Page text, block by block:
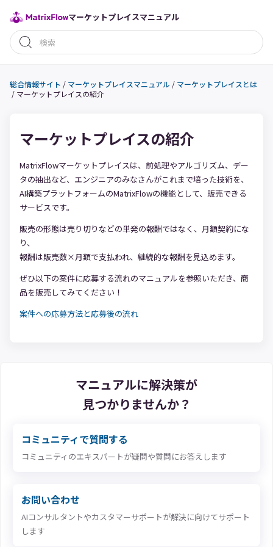
マーケットプレイスマニュアル
総合情報サイト / マーケットプレイスマニュアル / マーケットプレイスとは
/ マーケットプレイスの紹介
マーケットプレイスの紹介
MatrixFlowマーケットプレイスは、前処理やアルゴリズム、デー
タの抽出など、エンジニアのみなさんがこれまで培った技術を、
AI構築プラットフォームのMatrixFlowの機能として、販売できる
サービスです。
販売の形態は売り切りなどの単発の報酬ではなく、月額契約にな
り、
報酬は販売数×月額で支払われ、継続的な報酬を見込めます。
ぜひ以下の案件に応募する流れのマニュアルを参照いただき、商
品を販売してみてください！
案件への応募方法と応募後の流れ
マニュアルに解決策が
見つかりませんか？
コミュニティで質問する
コミュニティのエキスパートが疑問や質問にお答えします
お問い合わせ
AIコンサルタントやカスタマーサポートが解決に向けてサポート
します